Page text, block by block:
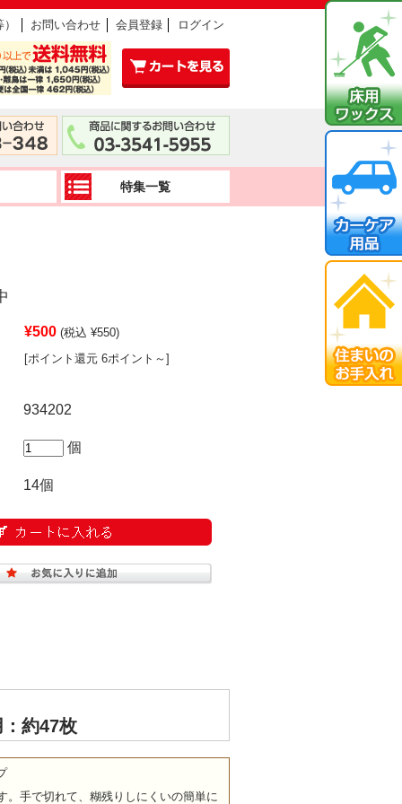
特集一覧
お問い合わせ 会員登録 ログイン
¥500 (税込 ¥550)
[ポイント還元 6ポイント～]
934202
個
14個
約47枚
手で切れて、糊残りしにくいの簡単に